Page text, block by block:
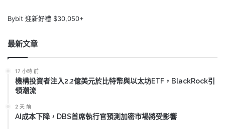
Bybit 迎新好禮 $30,050+
最新文章
17 小時 前
機構投資者注入2.2億美元於比特幣與以太坊ETF，BlackRock引
領潮流
2 天 前
AI成本下降，DBS首席執行官預測加密市場將受影響